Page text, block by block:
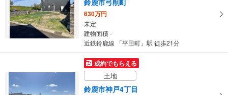
630万円
未定
建物面積 -
近鉄鈴鹿線 「平田町」駅 徒歩21分
成約でもらえる
土地
鈴鹿市神戸4丁目